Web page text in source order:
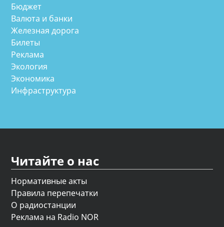
Бюджет
Валюта и банки
Железная дорога
Билеты
Реклама
Экология
Экономика
Инфраструктура
Читайте о нас
Нормативные акты
Правила перепечатки
О радиостанции
Реклама на Radio NOR